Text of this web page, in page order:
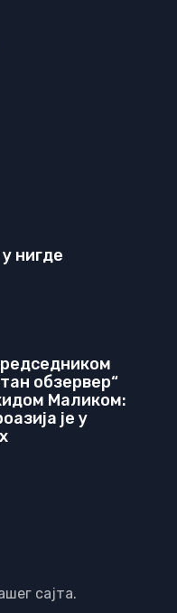
нигде
обзервер“
Маликом:
је у
сајта.